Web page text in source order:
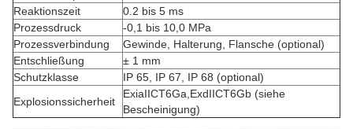
Reaktionszeit
0.2 bis 5 ms
Prozessdruck
-0,1 bis 10,0 MPa
Prozessverbindung
Gewinde, Halterung, Flansche (optional)
Entschließung
± 1 mm
Schutzklasse
IP 65, IP 67, IP 68 (optional)
Explosionssicherheit
ExiaIICT6Ga,ExdIICT6Gb (siehe
Bescheinigung)